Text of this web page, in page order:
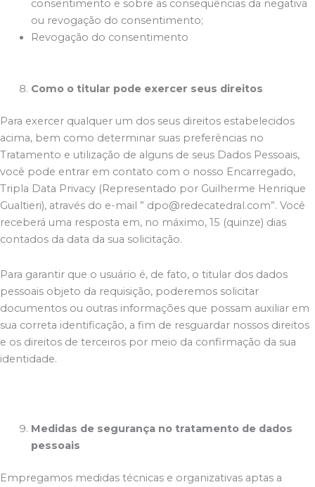
consentimento e sobre as consequências da negativa
ou revogação do consentimento;
Revogação do consentimento
Como o titular pode exercer seus direitos
Para exercer qualquer um dos seus direitos estabelecidos
acima, bem como determinar suas preferências no
Tratamento e utilização de alguns de seus Dados Pessoais,
você pode entrar em contato com o nosso Encarregado,
Tripla Data Privacy (Representado por Guilherme Henrique
Gualtieri), através do e-mail ” dpo@redecatedral.com”. Você
receberá uma resposta em, no máximo, 15 (quinze) dias
contados da data da sua solicitação.
Para garantir que o usuário é, de fato, o titular dos dados
pessoais objeto da requisição, poderemos solicitar
documentos ou outras informações que possam auxiliar em
sua correta identificação, a fim de resguardar nossos direitos
e os direitos de terceiros por meio da confirmação da sua
identidade.
Medidas de segurança no tratamento de dados
pessoais
Empregamos medidas técnicas e organizativas aptas a